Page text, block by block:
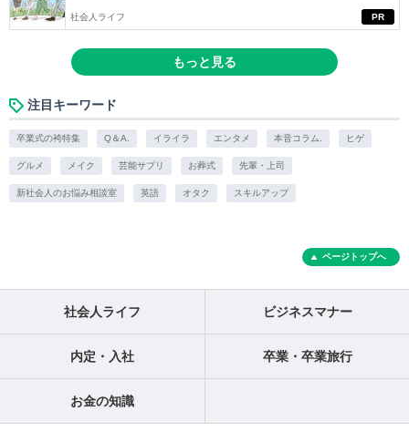
PR
社会人ライフ
もっと見る
注目キーワード
卒業式の袴特集 Q＆A. イライラ エンタメ 本音コラム. ヒゲ
グルメ メイク 芸能サプリ お葬式 先輩・上司
新社会人のお悩み相談室 英語 オタク スキルアップ
ページトップへ
社会人ライフ ビジネスマナー
内定・入社 卒業・卒業旅行
お金の知識